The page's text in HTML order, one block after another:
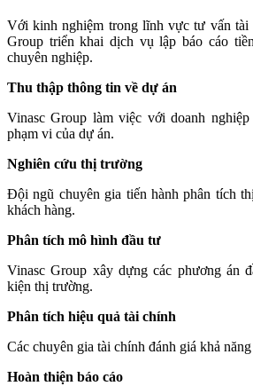
Với kinh nghiệm trong lĩnh vực tư vấn tài
Group triển khai dịch vụ lập báo cáo
chuyên nghiệp.
Thu thập thông tin về dự án
Vinasc Group làm việc với doanh
phạm vi của dự án.
Nghiên cứu thị trường
Đội ngũ chuyên gia tiến hành phân tích
khách hàng.
Phân tích mô hình đầu tư
Vinasc Group xây dựng các phương án
kiện thị trường.
Phân tích hiệu quả tài chính
Các chuyên gia tài chính đánh giá khả
Hoàn thiện báo cáo